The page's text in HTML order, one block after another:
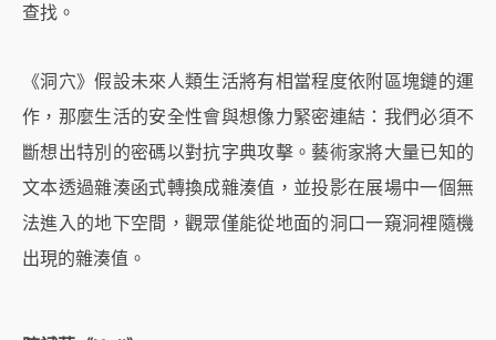
查找。
《洞穴》假設未來人類生活將有相當程度依附區塊鏈的運
作，那麼生活的安全性會與想像力緊密連結：我們必須不
斷想出特別的密碼以對抗字典攻擊。藝術家將大量已知的
文本透過雜湊函式轉換成雜湊值，並投影在展場中一個無
法進入的地下空間，觀眾僅能從地面的洞口一窺洞裡隨機
出現的雜湊值。